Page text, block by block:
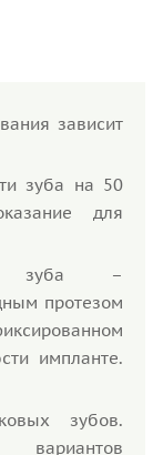
зависит
зуба на 50
для
зуба –
протезом
импланте.
зубов.